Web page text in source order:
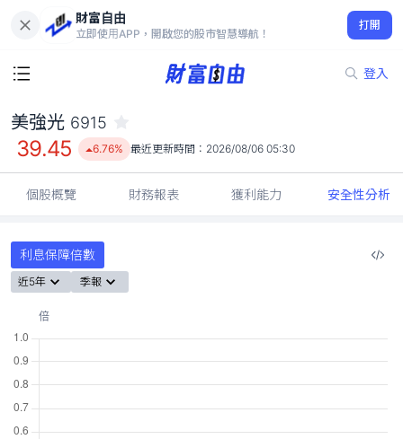
財富自由
立即使用APP，開啟您的股市智慧導航！
打開
登入
39.45
6.76%
美強光 6915
39.45 6.76% 最近更新時間： 2026/08/06 05:30
個股概覽 財務報表 獲利能力 安全性分析
利息保障倍數
近5年 季報